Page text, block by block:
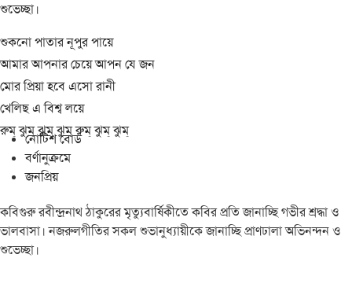
শুভেচ্ছা।
শুকনো পাতার নূপুর পায়ে
আমার আপনার চেয়ে আপন যে জন
মোর প্রিয়া হবে এসো রানী
খেলিছ এ বিশ্ব লয়ে
রুম্ ঝুম্ ঝুম্ ঝুম্ রুম্ ঝুম্ ঝুম্
নোটিশ বোর্ড
বর্ণানুক্রমে
জনপ্রিয়
কবিগুরু রবীন্দ্রনাথ ঠাকুরের মৃত্যুবার্ষিকীতে কবির প্রতি জানাচ্ছি গভীর শ্রদ্ধা ও
ভালবাসা। নজরুলগীতির সকল শুভানুধ্যায়ীকে জানাচ্ছি প্রাণঢালা অভিনন্দন ও
শুভেচ্ছা।